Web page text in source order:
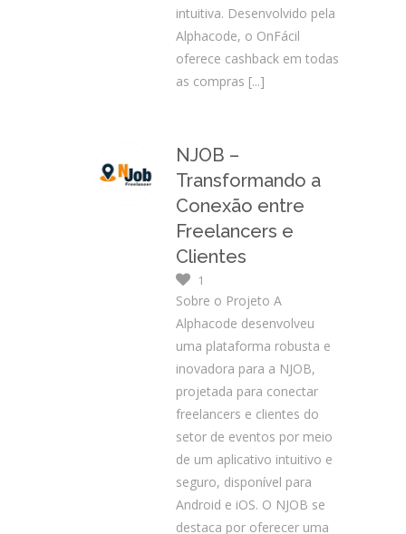
intuitiva. Desenvolvido pela
Alphacode, o OnFácil
oferece cashback em todas
as compras [...]
NJOB –
Transformando a
Conexão entre
Freelancers e
Clientes
1
Sobre o Projeto A
Alphacode desenvolveu
uma plataforma robusta e
inovadora para a NJOB,
projetada para conectar
freelancers e clientes do
setor de eventos por meio
de um aplicativo intuitivo e
seguro, disponível para
Android e iOS. O NJOB se
destaca por oferecer uma